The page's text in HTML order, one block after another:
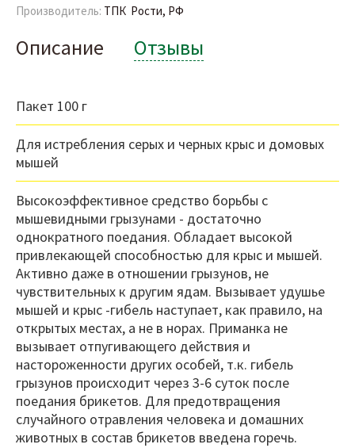
Производитель: ТПК Рости, РФ
Описание Отзывы
Пакет 100 г
Для истребления серых и черных крыс и домовых
мышей
Высокоэффективное средство борьбы с
мышевидными грызунами - достаточно
однократного поедания. Обладает высокой
привлекающей способностью для крыс и мышей.
Активно даже в отношении грызунов, не
чувствительных к другим ядам. Вызывает удушье
мышей и крыс -гибель наступает, как правило, на
открытых местах, а не в норах. Приманка не
вызывает отпугивающего действия и
настороженности других особей, т.к. гибель
грызунов происходит через 3-6 суток после
поедания брикетов. Для предотвращения
случайного отравления человека и домашних
животных в состав брикетов введена горечь.